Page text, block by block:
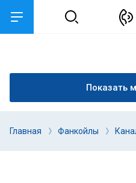
Показать
Главная Фанкойлы